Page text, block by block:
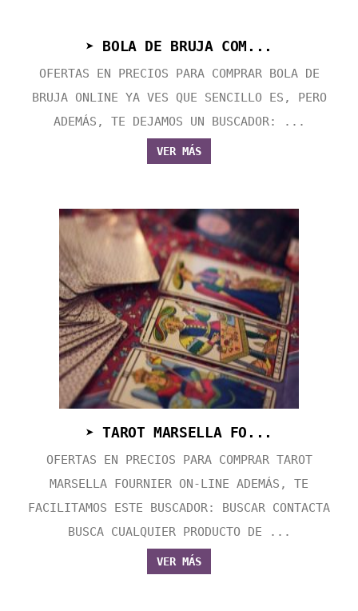
➤ BOLA DE BRUJA COM...
OFERTAS EN PRECIOS PARA COMPRAR BOLA DE
BRUJA ONLINE YA VES QUE SENCILLO ES, PERO
ADEMÁS, TE DEJAMOS UN BUSCADOR: ...
VER MÁS
➤ TAROT MARSELLA FO...
OFERTAS EN PRECIOS PARA COMPRAR TAROT
MARSELLA FOURNIER ON-LINE ADEMÁS, TE
FACILITAMOS ESTE BUSCADOR: BUSCAR CONTACTA
BUSCA CUALQUIER PRODUCTO DE ...
VER MÁS